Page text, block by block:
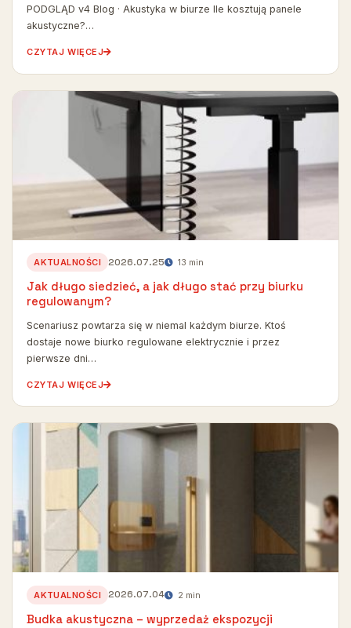
PODGLĄD v4 Blog · Akustyka w biurze Ile kosztują panele
akustyczne?…
CZYTAJ WIĘCEJ
AKTUALNOŚCI 2026.07.25 13 min
Jak długo siedzieć, a jak długo stać przy biurku
regulowanym?
Scenariusz powtarza się w niemal każdym biurze. Ktoś
dostaje nowe biurko regulowane elektrycznie i przez
pierwsze dni…
CZYTAJ WIĘCEJ
AKTUALNOŚCI 2026.07.04 2 min
Budka akustyczna – wyprzedaż ekspozycji